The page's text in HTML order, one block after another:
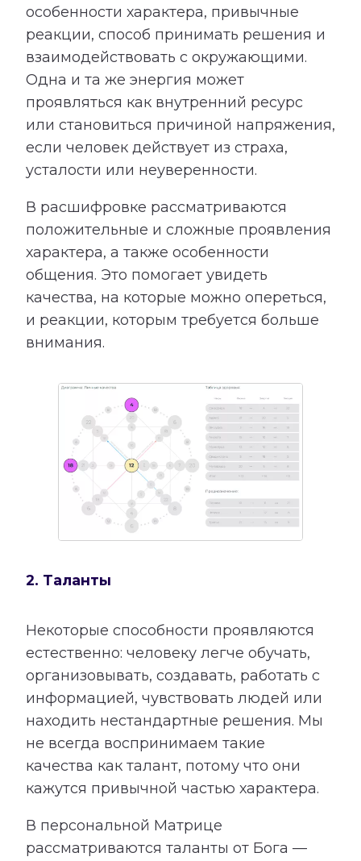
особенности характера, привычные
реакции, способ принимать решения и
взаимодействовать с окружающими.
Одна и та же энергия может
проявляться как внутренний ресурс
или становиться причиной напряжения,
если человек действует из страха,
усталости или неуверенности.
В расшифровке рассматриваются
положительные и сложные проявления
характера, а также особенности
общения. Это помогает увидеть
качества, на которые можно опереться,
и реакции, которым требуется больше
внимания.
2. Таланты
Некоторые способности проявляются
естественно: человеку легче обучать,
организовывать, создавать, работать с
информацией, чувствовать людей или
находить нестандартные решения. Мы
не всегда воспринимаем такие
качества как талант, потому что они
кажутся привычной частью характера.
В персональной Матрице
рассматриваются таланты от Бога —